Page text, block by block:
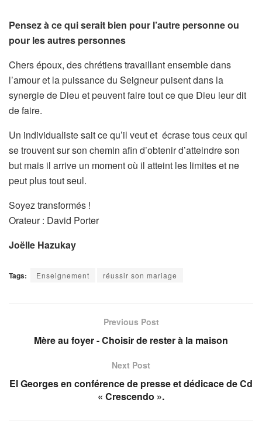
Pensez à ce qui serait bien pour l’autre personne ou
pour les autres personnes
Chers époux, des chrétiens travaillant ensemble dans
l’amour et la puissance du Seigneur puisent dans la
synergie de Dieu et peuvent faire tout ce que Dieu leur dit
de faire.
Un individualiste sait ce qu’il veut et écrase tous ceux qui
se trouvent sur son chemin afin d’obtenir d’atteindre son
but mais il arrive un moment où il atteint les limites et ne
peut plus tout seul.
Soyez transformés !
Orateur : David Porter
Joëlle Hazukay
Tags: Enseignement réussir son mariage
Previous Post
Mère au foyer - Choisir de rester à la maison
Next Post
El Georges en conférence de presse et dédicace de Cd
« Crescendo ».